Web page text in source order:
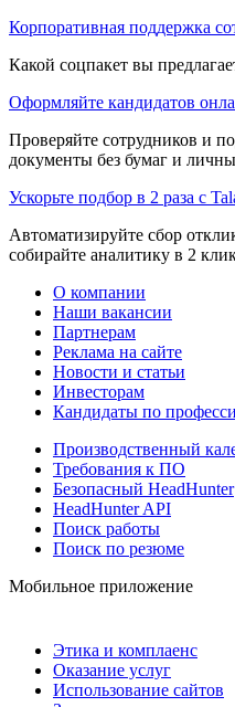
Корпоративная поддержка
Какой соцпакет вы
Оформляйте кандидатов
Проверяйте сотрудников и
документы без бумаг и
Ускорьте подбор в 2 раза с
Автоматизируйте сбор
собирайте аналитику в 2
О компании
Наши вакансии
Партнерам
Реклама на сайте
Новости и статьи
Инвесторам
Кандидаты по
Производственный
Требования к ПО
Безопасный HeadHunter
HeadHunter API
Поиск работы
Поиск по резюме
Мобильное приложение
Этика и комплаенс
Оказание услуг
Использование сайтов